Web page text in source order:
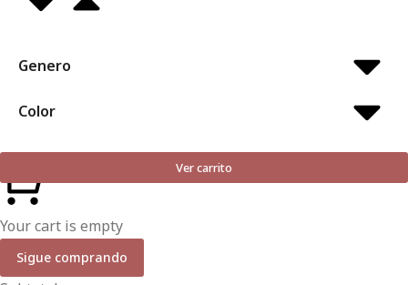
Genero
Color
Ver carrito
Your cart is empty
Sigue comprando